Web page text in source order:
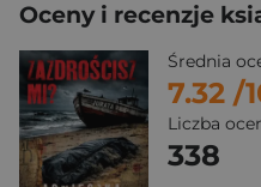
Oceny i recenzje
Średnia
7.32 /
Liczba
338